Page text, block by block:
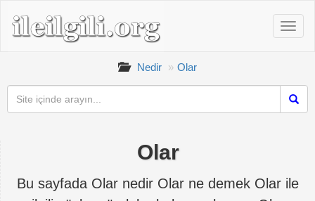
Nedir Olar
Olar
Bu sayfada Olar nedir Olar ne demek Olar ile